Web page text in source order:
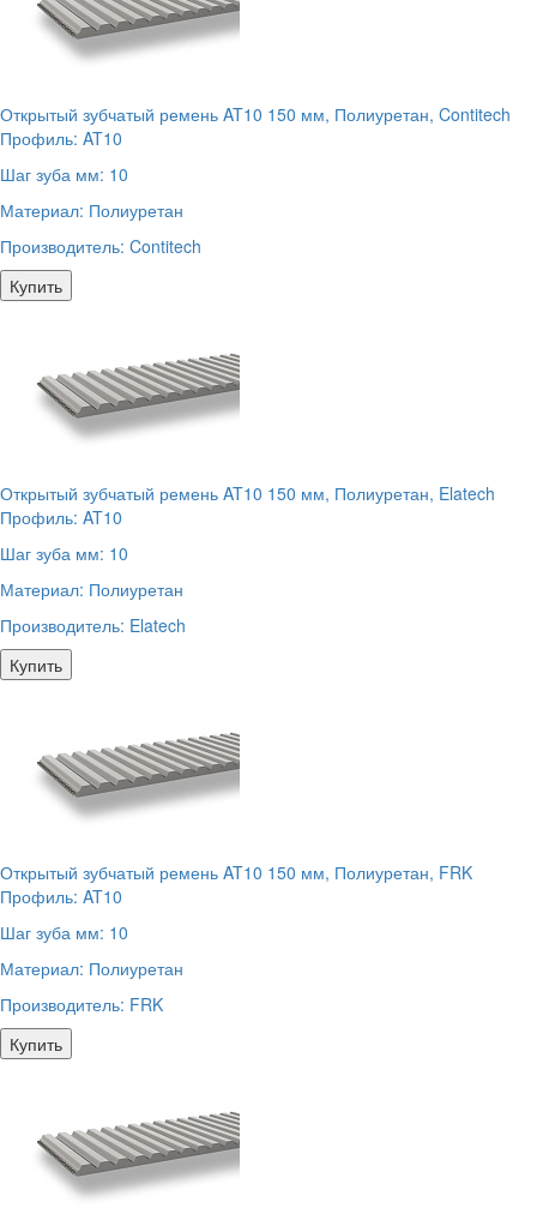
Открытый зубчатый ремень AT10 150 мм, Полиуретан, Contitech
Профиль: AT10
Шаг зуба мм: 10
Материал: Полиуретан
Производитель: Contitech
Купить
Открытый зубчатый ремень AT10 150 мм, Полиуретан, Elatech
Профиль: AT10
Шаг зуба мм: 10
Материал: Полиуретан
Производитель: Elatech
Купить
Открытый зубчатый ремень AT10 150 мм, Полиуретан, FRK
Профиль: AT10
Шаг зуба мм: 10
Материал: Полиуретан
Производитель: FRK
Купить